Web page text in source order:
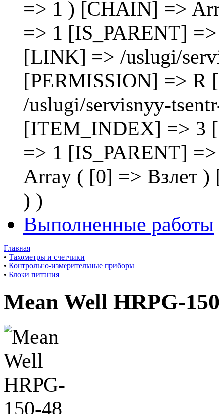
=> 1 ) [CHAIN] =>
=> 1 [IS_PARENT]
[LINK] => /uslugi/
[PERMISSION] =>
/uslugi/servisnyy-
[ITEM_INDEX] => 3
=> 1 [IS_PARENT]
Array ( [0] => Взлет
) )
Выполненные работы
Главная
• Тахометры и счетчики
• Контрольно-измерительные приборы
• Блоки питания
Mean Well HRPG-